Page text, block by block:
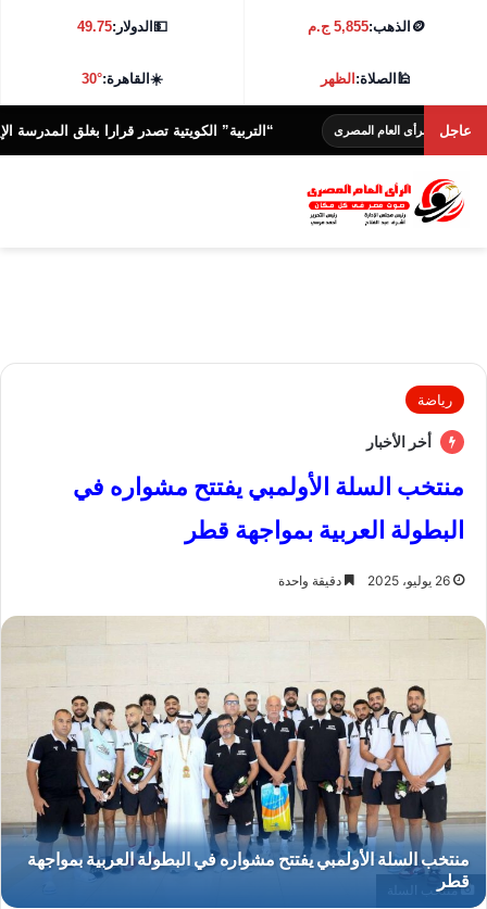
🪙 الذهب:5,855 ج.م 💵الدولار:49.75
🕌الصلاة:الظهر ☀️القاهرة:30°
عاجل
الرأى العام المصرى “التربية” الكويتية تصدر قرارا بغلق المدرسة الإيرانية
رياضة
أخر الأخبار
منتخب السلة الأولمبي يفتتح مشواره في
البطولة العربية بمواجهة قطر
26 يوليو، 2025 دقيقة واحدة
منتخب السلة